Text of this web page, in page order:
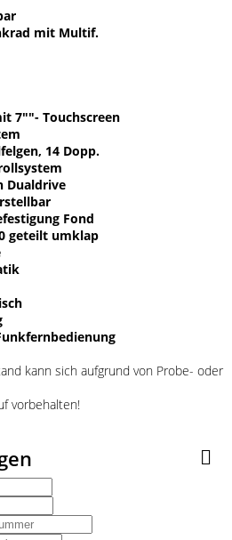
mit Multif.
7""- Touchscreen
14 Dopp.
Dualdrive
Fond
geteilt umklap
kann sich aufgrund von Probe- oder
vorbehalten!